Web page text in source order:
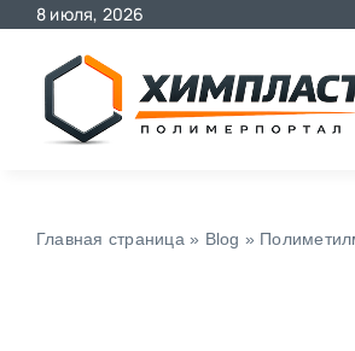
Skip
content
8 июля, 2026
Главная страница » Blog »